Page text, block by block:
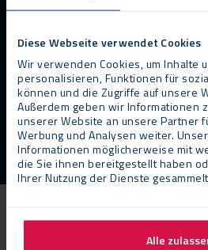
Diese Webseite verwendet Cookies
Wir verwenden Cookies, um Inhalte
personalisieren, Funktionen für
können und die Zugriffe auf unsere
Außerdem geben wir Informationen
unserer Website an unsere Partner
Werbung und Analysen weiter.
Informationen möglicherweise mit
die Sie ihnen bereitgestellt haben
Ihrer Nutzung der Dienste
Alle
unseren
Dienstleistungen?
Kontakt